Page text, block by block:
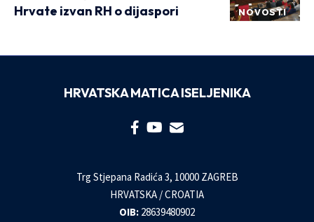
NOVOSTI
Hrvate izvan RH o dijaspori
HRVATSKA MATICA ISELJENIKA
Trg Stjepana Radića 3, 10000 ZAGREB
HRVATSKA / CROATIA
OIB: 28639480902